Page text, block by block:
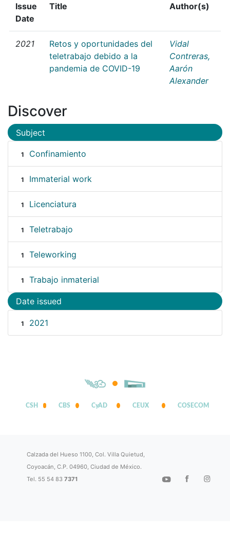
Issue
Date
Title Author(s)
2021
Retos y oportunidades del
teletrabajo debido a la
pandemia de COVID-19
Vidal
Contreras,
Aarón
Alexander
Discover
Subject
1 Confinamiento
1 Immaterial work
1 Licenciatura
1 Teletrabajo
1 Teleworking
1 Trabajo inmaterial
Date issued
1 2021
CSH CBS CyAD CEUX COSECOM
Calzada del Hueso 1100, Col. Villa Quietud,
Coyoacán, C.P. 04960, Ciudad de México.
Tel. 55 54 837371